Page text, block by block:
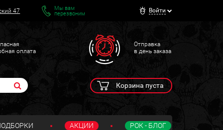
47
Мы вам
перезвоним
Войти
оплата
Отправка
в день заказа
Корзина пуста
АКЦИИ РОК - БЛОГ